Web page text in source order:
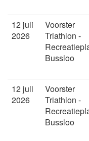
12 juli
2026
Voorster
Triathlon -
Bussloo
12 juli
2026
Voorster
Triathlon -
Bussloo